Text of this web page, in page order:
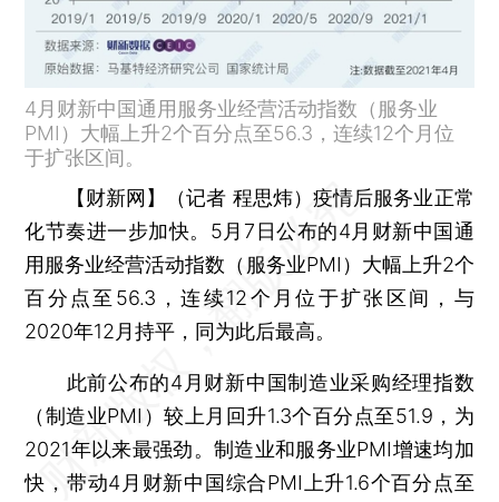
4月财新中国通用服务业经营活动指数（服务业
PMI）大幅上升2个百分点至56.3，连续12个月位
于扩张区间。
【财新网】（记者 程思炜） 疫情后服务业正常
化节奏进一步加快。5月7日公布的4月财新中国通
用服务业经营活动指数（服务业PMI）大幅上升2个
百分点至56.3，连续12个月位于扩张区间，与
2020年12月持平，同为此后最高。
此前公布的4月财新中国制造业采购经理指数
（制造业PMI）较上月回升1.3个百分点至51.9，为
2021年以来最强劲。制造业和服务业PMI增速均加
快，带动4月财新中国综合PMI上升1.6个百分点至